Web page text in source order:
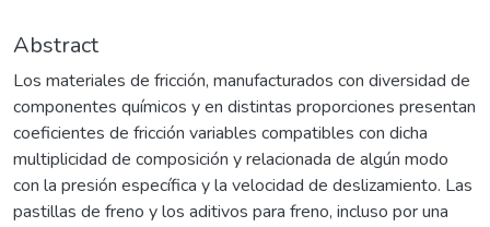
Abstract
Los materiales de fricción, manufacturados con diversidad de
componentes químicos y en distintas proporciones presentan
coeficientes de fricción variables compatibles con dicha
multiplicidad de composición y relacionada de algún modo
con la presión específica y la velocidad de deslizamiento. Las
pastillas de freno y los aditivos para freno, incluso por una